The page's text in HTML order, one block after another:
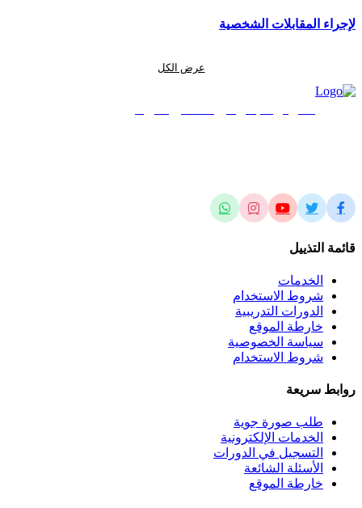
لإجراء المقابلات الشخصية
عرض الكل
قائمة التذييل
الخدمات
شروط الاستخدام
الدورات التدريبية
خارطة الموقع
سياسة الخصوصية
شروط الاستخدام
روابط سريعة
طلب صورة جوية
الخدمات الإلكترونية
التسجيل في الدورات
الأسئلة الشائعة
خارطة الموقع